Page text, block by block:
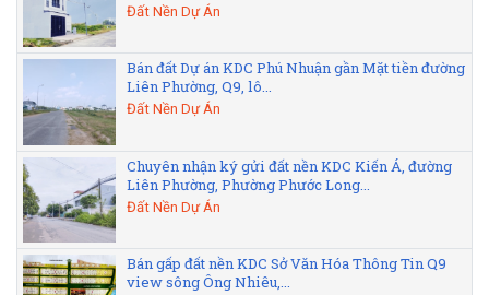
Đất Nền Dự Án
Bán đất Dự án KDC Phú Nhuận gần Mặt tiền đường
Liên Phường, Q9, lô...
Đất Nền Dự Án
Chuyên nhận ký gửi đất nền KDC Kiến Á, đường
Liên Phường, Phường Phước Long...
Đất Nền Dự Án
Bán gấp đất nền KDC Sở Văn Hóa Thông Tin Q9
view sông Ông Nhiêu,...